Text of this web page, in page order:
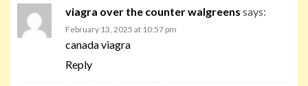
viagra over the counter walgreens says:
February 13, 2025 at 10:57 pm
canada viagra
Reply